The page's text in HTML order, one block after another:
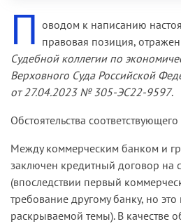
П оводом к написанию
правовая позиция,
Судебной коллегии по
Верховного Суда Российской
от 27.04.2023 № 305-ЭС22-9597.
Обстоятельства
Между коммерческим банком и
заключен кредитный договор на
(впоследствии первый
требование другому банку, но
раскрываемой темы). В качестве